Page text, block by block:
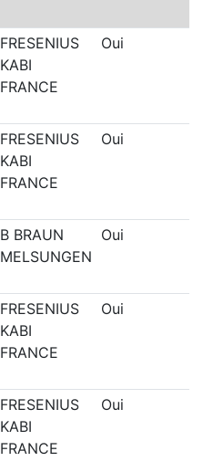
FRESENIUS
KABI
FRANCE
Oui
FRESENIUS
KABI
FRANCE
Oui
B BRAUN
MELSUNGEN
Oui
FRESENIUS
KABI
FRANCE
Oui
FRESENIUS
KABI
FRANCE
Oui